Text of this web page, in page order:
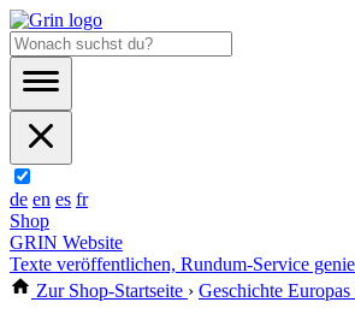
de en es fr
Shop
GRIN Website
Texte veröffentlichen, Rundum-Service
Zur Shop-Startseite › Geschichte